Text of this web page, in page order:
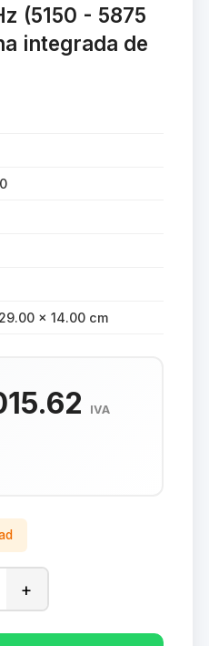
(5150 - 5875
integrada de
× 14.00 cm
IVA
+